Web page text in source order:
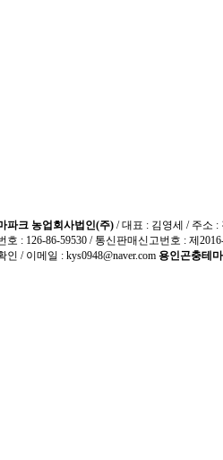
파크 농업회사법인(주) / 대표 : 김영세 / 주소
호 : 126-86-59530 / 통신판매신고번호 : 제
인 / 이메일 : kys0948@naver.com 용인곤충테